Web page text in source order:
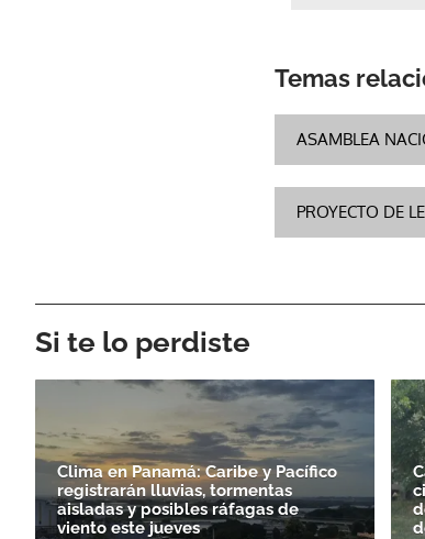
Temas
ASAMBLEA
PROYECTO DE
Si te lo perdiste
Clima en Panamá: Caribe y Pacífico
registrarán lluvias, tormentas
aisladas y posibles ráfagas de
viento este jueves